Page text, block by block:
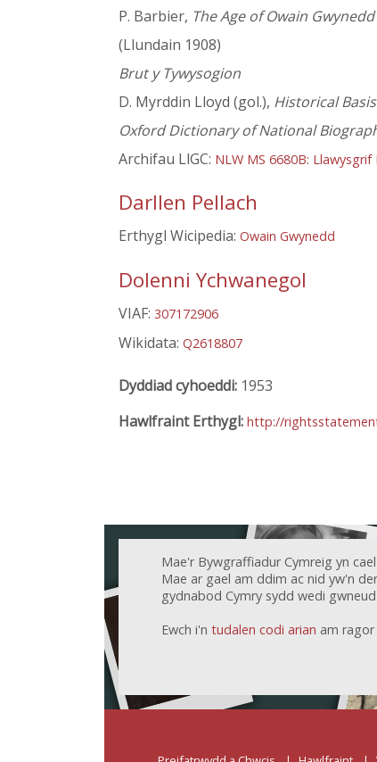
P. Barbier, The Age of Owain
(Llundain 1908)
Brut y Tywysogion
D. Myrddin Lloyd (gol.), Historical
Oxford Dictionary of National
Archifau LlGC: NLW MS 6680B:
Darllen Pellach
Erthygl Wicipedia: Owain Gwynedd
Dolenni Ychwanegol
VIAF: 307172906
Wikidata: Q2618807
Dyddiad cyhoeddi: 1953
Hawlfraint Erthygl: http://
Mae'r Bywgraffiadur Cymreig yn
Mae ar gael am ddim ac nid yw'n
gydnabod Cymry sydd wedi
Ewch i'n tudalen codi arian am